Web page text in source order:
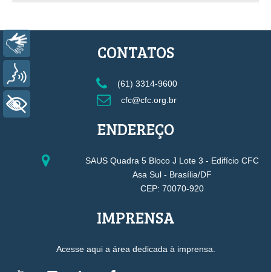
CONTATOS
(61) 3314-9600
cfc@cfc.org.br
ENDEREÇO
SAUS Quadra 5 Bloco J Lote 3 - Edifício CFC
Asa Sul - Brasília/DF
CEP: 70070-920
IMPRENSA
Acesse aqui a área dedicada à imprensa.
+ Acessibilidade